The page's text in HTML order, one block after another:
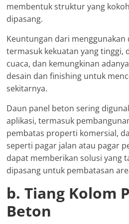
membentuk struktur yang
dipasang.
Keuntungan dari
termasuk kekuatan yang tinggi,
cuaca, dan kemungkinan
desain dan finishing untuk
sekitarnya.
Daun panel beton sering
aplikasi, termasuk
pembatas properti komersial,
seperti pagar jalan atau pagar
dapat memberikan solusi yang
dipasang untuk pembatasan
b. Tiang Kolom
Beton